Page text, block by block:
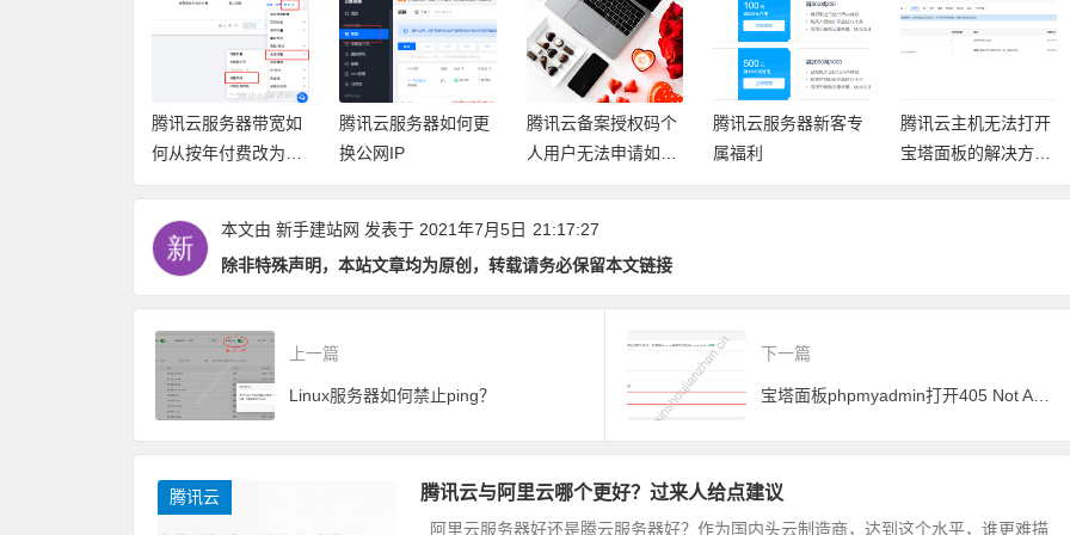
腾讯云服务器如何更
换公网IP
腾讯云备案授权码个
人用户无法申请如何
备案？
腾讯云服务器新客专
属福利
腾讯云主机无法打开
宝塔面板的解决方法
—放行安全组教程
腾讯云采购季活动 香
港1G3M 服务器 1年
299元 无需备案建站
本文由 新手建站网 发表于 2021年7月5日 21:17:27
除非特殊声明，本站文章均为原创，转载请务必保留本文链接
上一篇
Linux服务器如何禁止ping？
下一篇
腾讯云 腾讯云与阿里云哪个更好？过来人给点建议
阿里云服务器好还是腾云服务器好？作为国内头云制造商，达到这个水平，谁更难描